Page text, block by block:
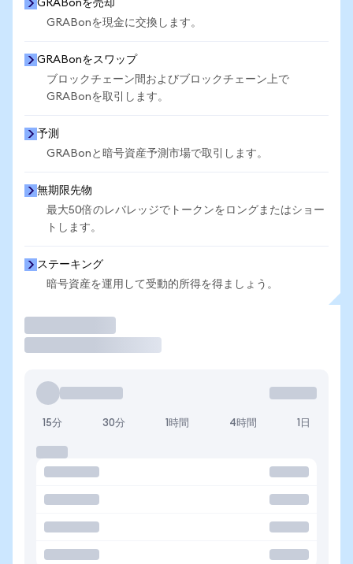
GRABonを売却
GRABonを現金に交換します。
GRABonをスワップ
ブロックチェーン間およびブロックチェーン上で
GRABonを取引します。
予測
GRABonと暗号資産予測市場で取引します。
無期限先物
最大50倍のレバレッジでトークンをロングまたはショー
トします。
ステーキング
暗号資産を運用して受動的所得を得ましょう。
15分 30分 1時間 4時間 1日